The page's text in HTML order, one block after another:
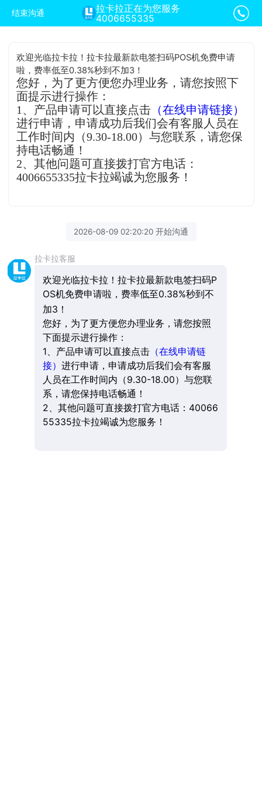
结束沟通
拉卡拉正在为您服务
4006655335
欢迎光临拉卡拉！拉卡拉最新款电签扫码POS机免费申请
啦，费率低至0.38%秒到不加3！
您好，为了更方便您办理业务，请您按照下
面提示进行操作：
1、产品申请可以直接点击 （在线申请链接）
进行申请，申请成功后我们会有客服人员在
工作时间内（9.30-18.00）与您联系，请您保
持电话畅通！
2、其他问题可直接拨打官方电话：
4006655335拉卡拉竭诚为您服务！
2026-08-09 02:20:20 开始沟通
拉卡拉客服
欢迎光临拉卡拉！拉卡拉最新款电签扫码P
OS机免费申请啦，费率低至0.38%秒到不
加3！
您好，为了更方便您办理业务，请您按照
下面提示进行操作：
1、产品申请可以直接点击（在线申请链
接） 进行申请，申请成功后我们会有客服
人员在工作时间内（9.30-18.00）与您联
系，请您保持电话畅通！
2、其他问题可直接拨打官方电话：40066
55335拉卡拉竭诚为您服务！